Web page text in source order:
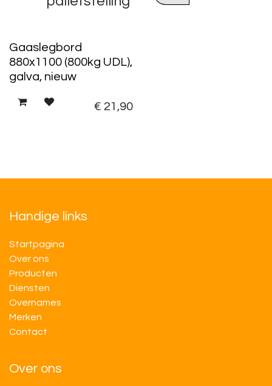
Gaaslegbord
880x1100 (800kg UDL),
galva, nieuw
€ 21,90
Handige links
Startpagina
Over ons
Producten
Diensten
Overnames
M​​erken
Contact
Over ons